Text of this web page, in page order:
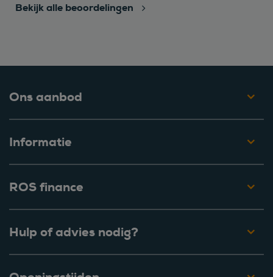
Bekijk alle beoordelingen
Ons aanbod
Informatie
ROS finance
Hulp of advies nodig?